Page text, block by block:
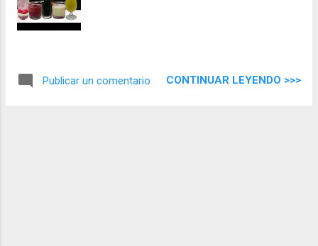
Publicar un comentario CONTINUAR LEYENDO >>>